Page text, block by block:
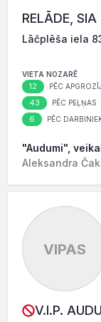
RELĀDE, SIA
Lāčplēša iela
VIETA NOZARĒ
12 PĒC
43 PĒC PEĻŅAS
6 PĒC
"Audumi",
Aleksandra
VIPAS
V.I.P.